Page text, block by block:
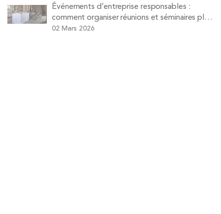
Événements d’entreprise responsables :
comment organiser réunions et séminaires plus
durables
02 Mars 2026